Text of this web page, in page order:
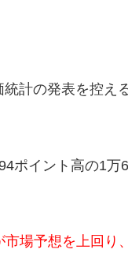
計の発表を控え
ポイント高の1万
場予想を上回り